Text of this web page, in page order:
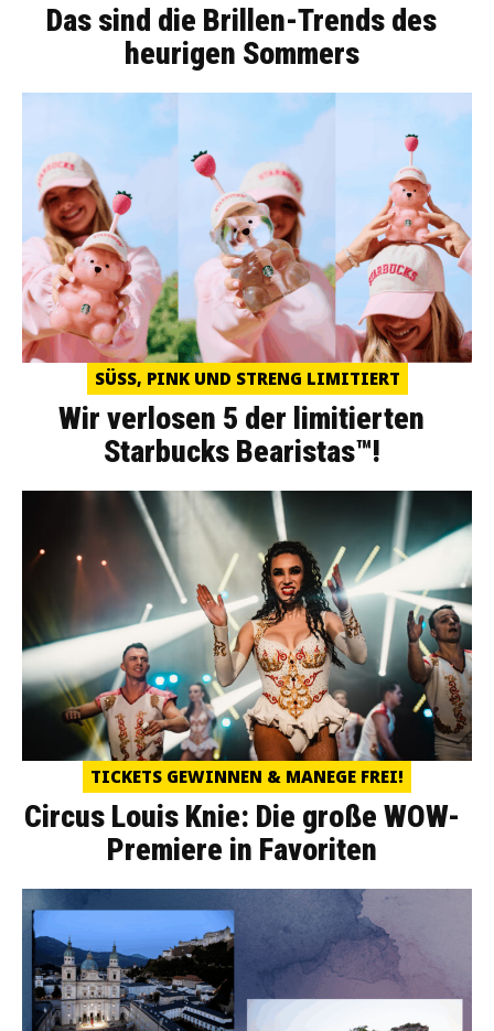
Das sind die Brillen-Trends des
heurigen Sommers
SÜSS, PINK UND STRENG LIMITIERT
Wir verlosen 5 der limitierten
Starbucks Bearistas™!
TICKETS GEWINNEN & MANEGE FREI!
Circus Louis Knie: Die große WOW-
Premiere in Favoriten